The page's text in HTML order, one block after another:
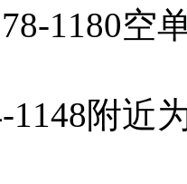
1180空
附近